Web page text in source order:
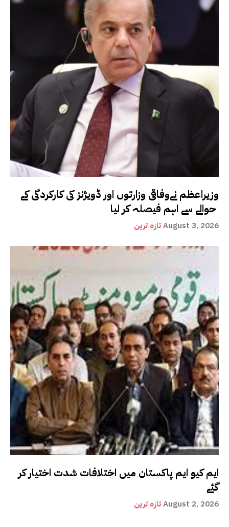
وزیراعظم نےوفاقی وزارتوں اور ڈویژنز کی کارکردگی کے
تازہ ترینAugust 3, 2026
ایم کیو ایم پاکستان میں اختلافات شدت اختیار کر
گئے
تازہ ترینAugust 2, 2026